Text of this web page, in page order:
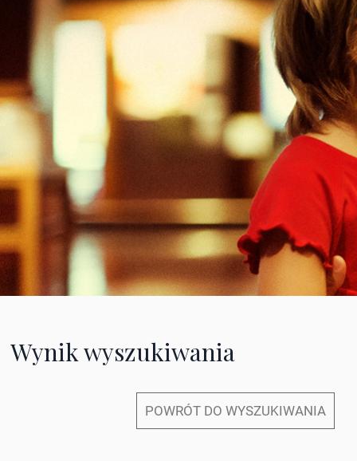
Wynik wyszukiwania
POWRÓT DO WYSZUKIWANIA